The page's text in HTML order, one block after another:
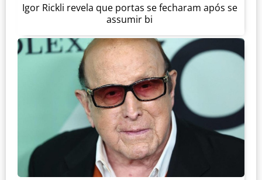
Igor Rickli revela que portas se fecharam após se
assumir bi